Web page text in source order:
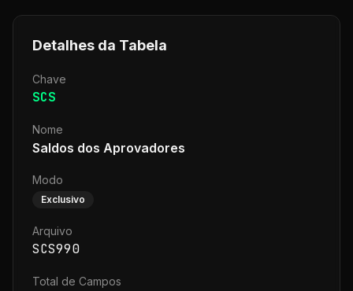
Detalhes da Tabela
Chave
SCS
Nome
Saldos dos Aprovadores
Modo
Exclusivo
Arquivo
SCS990
Total de Campos